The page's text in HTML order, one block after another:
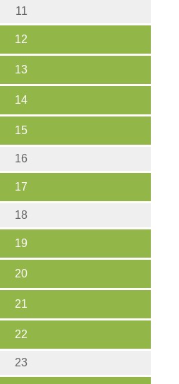
11
12
13
14
15
16
17
18
19
20
21
22
23